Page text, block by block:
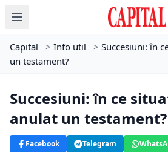
Capital > Info util > Succesiuni: în
un testament?
Succesiuni: în ce
anulat un testament?
Facebook Telegram